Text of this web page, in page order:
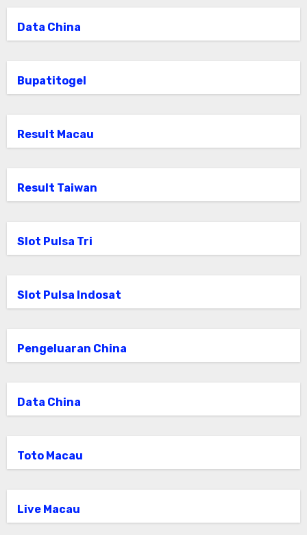
Data China
Bupatitogel
Result Macau
Result Taiwan
Slot Pulsa Tri
Slot Pulsa Indosat
Pengeluaran China
Data China
Toto Macau
Live Macau